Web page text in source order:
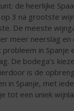
de heerlijke
3 na grootste
De meeste
meer neerslag
in Spanje
De bodega’s
is de
in Spanje, met
tot een uniek